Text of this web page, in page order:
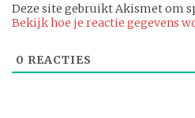
Deze site gebruikt Akismet om
Bekijk hoe je reactie gegevens
0 REACTIES